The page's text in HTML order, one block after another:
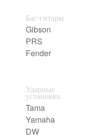
Бас-гитары
Gibson
PRS
Fender
Ударные
установки
Tama
Yamaha
DW